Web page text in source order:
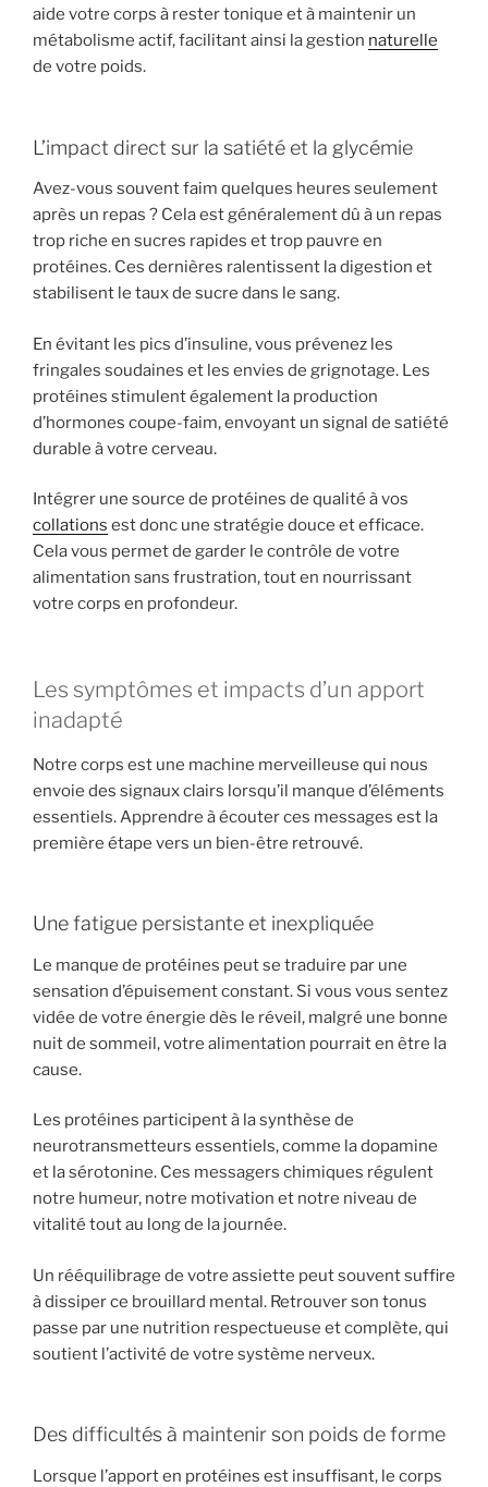
aide votre corps à rester tonique et à maintenir un
métabolisme actif, facilitant ainsi la gestion naturelle
de votre poids.
L’impact direct sur la satiété et la glycémie
Avez-vous souvent faim quelques heures seulement
après un repas ? Cela est généralement dû à un repas
trop riche en sucres rapides et trop pauvre en
protéines. Ces dernières ralentissent la digestion et
stabilisent le taux de sucre dans le sang.
En évitant les pics d’insuline, vous prévenez les
fringales soudaines et les envies de grignotage. Les
protéines stimulent également la production
d’hormones coupe-faim, envoyant un signal de satiété
durable à votre cerveau.
Intégrer une source de protéines de qualité à vos
collations est donc une stratégie douce et efficace.
Cela vous permet de garder le contrôle de votre
alimentation sans frustration, tout en nourrissant
votre corps en profondeur.
Les symptômes et impacts d’un apport
inadapté
Notre corps est une machine merveilleuse qui nous
envoie des signaux clairs lorsqu’il manque d’éléments
essentiels. Apprendre à écouter ces messages est la
première étape vers un bien-être retrouvé.
Une fatigue persistante et inexpliquée
Le manque de protéines peut se traduire par une
sensation d’épuisement constant. Si vous vous sentez
vidée de votre énergie dès le réveil, malgré une bonne
nuit de sommeil, votre alimentation pourrait en être la
cause.
Les protéines participent à la synthèse de
neurotransmetteurs essentiels, comme la dopamine
et la sérotonine. Ces messagers chimiques régulent
notre humeur, notre motivation et notre niveau de
vitalité tout au long de la journée.
Un rééquilibrage de votre assiette peut souvent suffire
à dissiper ce brouillard mental. Retrouver son tonus
passe par une nutrition respectueuse et complète, qui
soutient l’activité de votre système nerveux.
Des difficultés à maintenir son poids de forme
Lorsque l’apport en protéines est insuffisant, le corps